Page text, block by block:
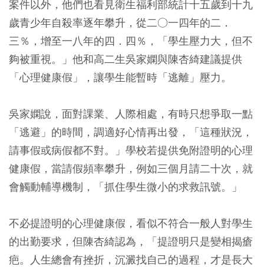
案件以外，他們也看見衛生福利部統計十五歲到十九
歲青少年自殺率逐年攀升，從二○一四年的二．
三％，增至一八年的四．四％，「學生壓力大，但不
夠被重視。」他和高二生吳家嫻與陳杏綺建議提供
「心理健康假」，讓學生能暫時「逃離」壓力。
吳家嫻說，面對課業、人際相處，有時只想爭取一點
「逃避」的時間，調適好心情再出發，「這種狀況，
請事假或病假都不對。」學校若提供免附證明的心理
健康假，當請假頻率攀升，例如三個月請二十次，就
會觸動輔導機制，「抓住學生微小的求救訊號。」
不必提證明的心理健康假，看似不符合一般人對學生
的出勤要求，但陳杏綺認為，「提證明只是變相揭瘡
疤。人生總會有挫折，沉澱找自己的過程，才是長大